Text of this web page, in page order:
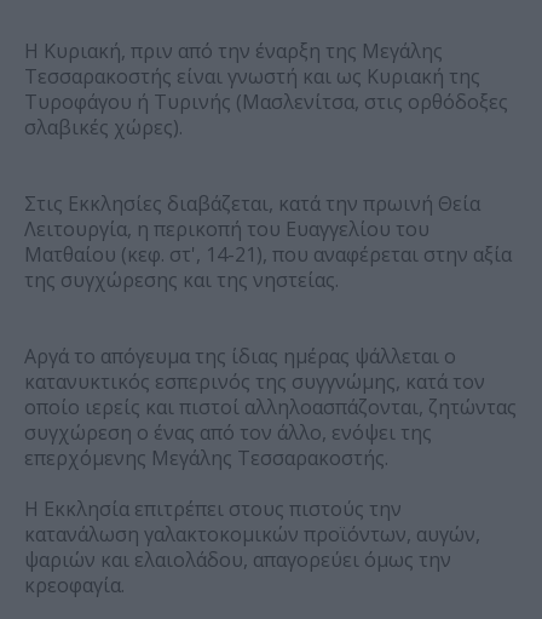
Η Κυριακή, πριν από την έναρξη της Μεγάλης
Τεσσαρακοστής είναι γνωστή και ως Κυριακή της
Τυροφάγου ή Τυρινής (Μασλενίτσα, στις ορθόδοξες
σλαβικές χώρες).
Στις Εκκλησίες διαβάζεται, κατά την πρωινή Θεία
Λειτουργία, η περικοπή του Ευαγγελίου του
Ματθαίου (κεφ. στ', 14-21), που αναφέρεται στην αξία
της συγχώρεσης και της νηστείας.
Αργά το απόγευμα της ίδιας ημέρας ψάλλεται ο
κατανυκτικός εσπερινός της συγγνώμης, κατά τον
οποίο ιερείς και πιστοί αλληλοασπάζονται, ζητώντας
συγχώρεση ο ένας από τον άλλο, ενόψει της
επερχόμενης Μεγάλης Τεσσαρακοστής.
Η Εκκλησία επιτρέπει στους πιστούς την
κατανάλωση γαλακτοκομικών προϊόντων, αυγών,
ψαριών και ελαιολάδου, απαγορεύει όμως την
κρεοφαγία.